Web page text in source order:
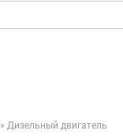
» Дизельный двигатель